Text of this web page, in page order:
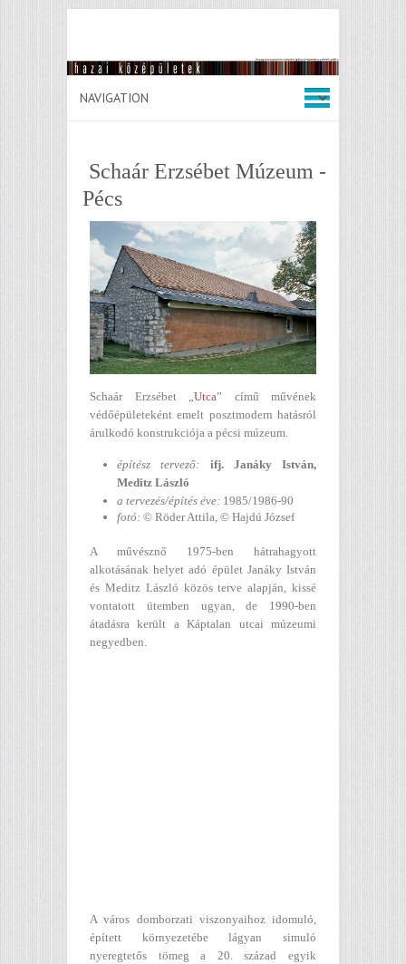
Schaár Erzsébet Múzeum -
Pécs
Schaár Erzsébet „ Utca” című művének
védőépületeként emelt posztmodern hatásról
árulkodó konstrukciója a pécsi múzeum.
építész tervező: ifj. Janáky István,
Meditz László
a tervezés/építés éve: 1985/1986-90
fotó: © Röder Attila, © Hajdú József
A művésznő 1975-ben hátrahagyott
alkotásának helyet adó épület Janáky István
és Meditz László közös terve alapján, kissé
vontatott ütemben ugyan, de 1990-ben
átadásra került a Káptalan utcai múzeumi
negyedben.
A város domborzati viszonyaihoz idomuló,
épített környezetébe lágyan simuló
nyeregtetős tömeg a 20. század egyik